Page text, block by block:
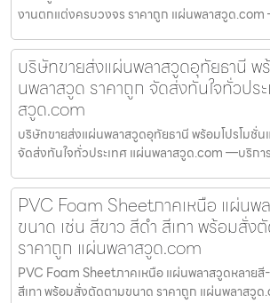
งานตกแต่งครบวงจร ราคาถูก แผ่นพลาสวูด.com
บริษัทขายส่งแผ่นพลาสวูดอุทัยธานี พ
นพลาสวูด ราคาถูก จัดส่งทันใจทั่วปร
สวูด.com
บริษัทขายส่งแผ่นพลาสวูดอุทัยธานี พร้อมโปรโมชั่
จัดส่งทันใจทั่วประเทศ แผ่นพลาสวูด.com —บริกา
PVC Foam Sheetภาคเหนือ แผ่นพ
ขนาด เช่น สีขาว สีดำ สีเทา พร้อมสั่ง
ราคาถูก แผ่นพลาสวูด.com
PVC Foam Sheetภาคเหนือ แผ่นพลาสวูดหลายสี
สีเทา พร้อมสั่งตัดตามขนาด ราคาถูก แผ่นพลาสวู